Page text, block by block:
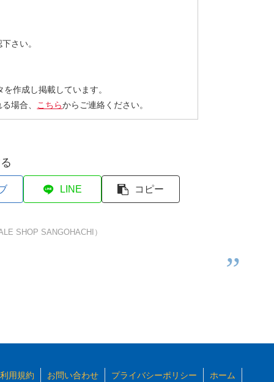
さい。
作成し掲載しています。
場合、
こちらからご連絡ください。
LINE コピー
SHOP SANGOHACHI）
利用規約 お問い合わせ プライバシーポリシー ホーム